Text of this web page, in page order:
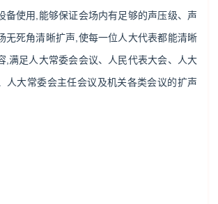
备使用,能够保证会场内有足够的声压级、声
无死角清晰扩声,使每一位人大代表都能清晰
,满足人大常委会会议、人民代表大会、人大
人大常委会主任会议及机关各类会议的扩声